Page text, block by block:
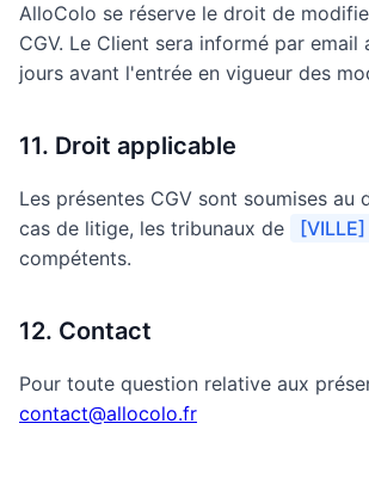
AlloColo se réserve le droit de
CGV. Le Client sera informé par email
jours avant l'entrée en vigueur des
11. Droit applicable
Les présentes CGV sont soumises au
cas de litige, les tribunaux de
[VILLE]
compétents.
12. Contact
Pour toute question relative aux
contact@allocolo.fr